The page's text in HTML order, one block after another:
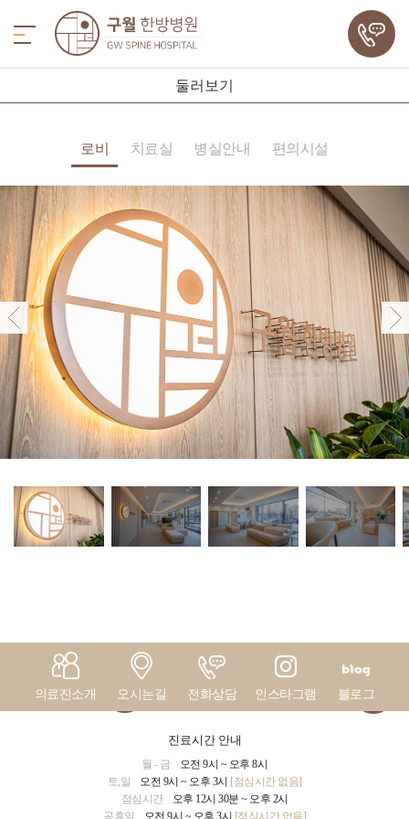
의료진소개 오시는길 전화상담 인스타그램 블로그
둘러보기
로비 치료실 병실안내 편의시설
TOP
진료시간 안내
월 - 금
오전 9시 ~ 오후 8시
토,일
오전 9시 ~ 오후 3시
[점심시간 없음]
점심시간
오후 12시 30분 ~ 오후 2시
공휴일
오전 9시 ~ 오후 3시 [점심시간 없음]